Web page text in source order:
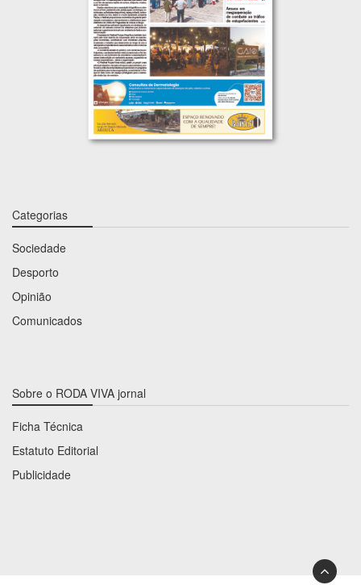
Categorias
Sociedade
Desporto
Opinião
Comunicados
Sobre o RODA VIVA jornal
Ficha Técnica
Estatuto Editorial
Publicidade